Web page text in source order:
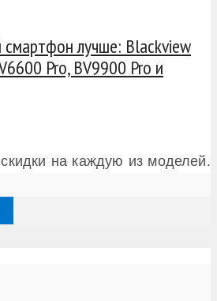
лучше: Blackview
Pro, BV9900 Pro и
на каждую из моделей.